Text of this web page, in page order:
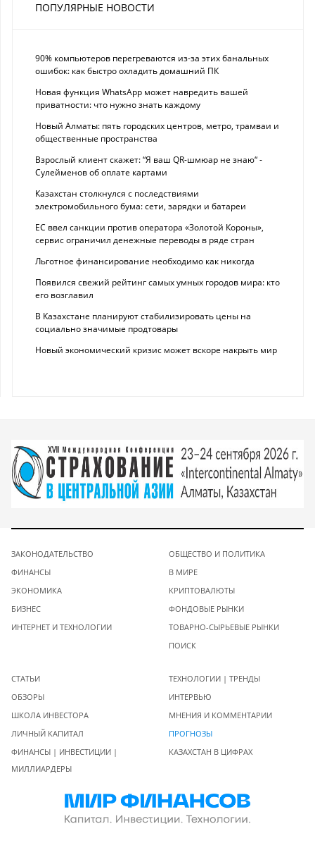
ПОПУЛЯРНЫЕ НОВОСТИ
90% компьютеров перегреваются из-за этих банальных
ошибок: как быстро охладить домашний ПК
Новая функция WhatsApp может навредить вашей
приватности: что нужно знать каждому
Новый Алматы: пять городских центров, метро, трамваи и
общественные пространства
Взрослый клиент скажет: “Я ваш QR-шмюар не знаю“ -
Сулейменов об оплате картами
Казахстан столкнулся с последствиями
электромобильного бума: сети, зарядки и батареи
ЕС ввел санкции против оператора «Золотой Короны»,
сервис ограничил денежные переводы в ряде стран
Льготное финансирование необходимо как никогда
Появился свежий рейтинг самых умных городов мира: кто
его возглавил
В Казахстане планируют стабилизировать цены на
социально значимые продтовары
Новый экономический кризис может вскоре накрыть мир
ЗАКОНОДАТЕЛЬСТВО
ФИНАНСЫ
ЭКОНОМИКА
БИЗНЕС
ИНТЕРНЕТ И ТЕХНОЛОГИИ
ОБЩЕСТВО И ПОЛИТИКА
В МИРЕ
КРИПТОВАЛЮТЫ
ФОНДОВЫЕ РЫНКИ
ТОВАРНО-СЫРЬЕВЫЕ РЫНКИ
ПОИСК
СТАТЬИ
ОБЗОРЫ
ШКОЛА ИНВЕСТОРА
ЛИЧНЫЙ КАПИТАЛ
ФИНАНСЫ | ИНВЕСТИЦИИ |
МИЛЛИАРДЕРЫ
ТЕХНОЛОГИИ | ТРЕНДЫ
ИНТЕРВЬЮ
МНЕНИЯ И КОММЕНТАРИИ
ПРОГНОЗЫ
КАЗАХСТАН В ЦИФРАХ